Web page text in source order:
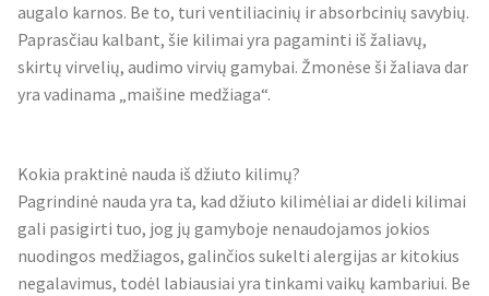
augalo karnos. Be to, turi ventiliacinių ir absorbcinių savybių.
Paprasčiau kalbant, šie kilimai yra pagaminti iš žaliavų,
skirtų virvelių, audimo virvių gamybai. Žmonėse ši žaliava dar
yra vadinama „maišine medžiaga“.
Kokia praktinė nauda iš džiuto kilimų?
Pagrindinė nauda yra ta, kad džiuto kilimėliai ar dideli kilimai
gali pasigirti tuo, jog jų gamyboje nenaudojamos jokios
nuodingos medžiagos, galinčios sukelti alergijas ar kitokius
negalavimus, todėl labiausiai yra tinkami vaikų kambariui. Be